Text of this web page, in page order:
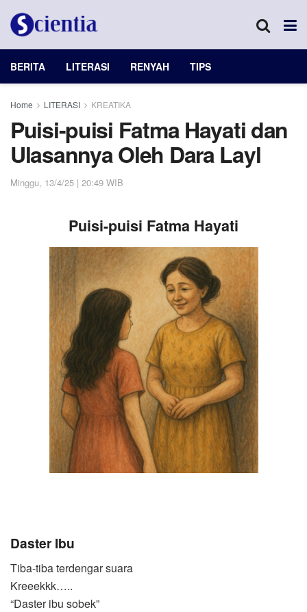
BERITA LITERASI RENYAH TIPS
Home LITERASI KREATIKA
Puisi-puisi Fatma Hayati dan
Ulasannya Oleh Dara Layl
Minggu, 13/4/25 | 20:49 WIB
Puisi-puisi Fatma Hayati
Daster Ibu
Tiba-tiba terdengar suara
Kreeekkk…..
“Daster ibu sobek”